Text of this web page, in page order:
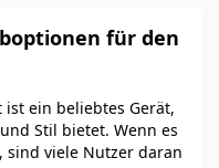
für den
ist ein beliebtes Gerät,
Stil bietet. Wenn es
sind viele Nutzer daran